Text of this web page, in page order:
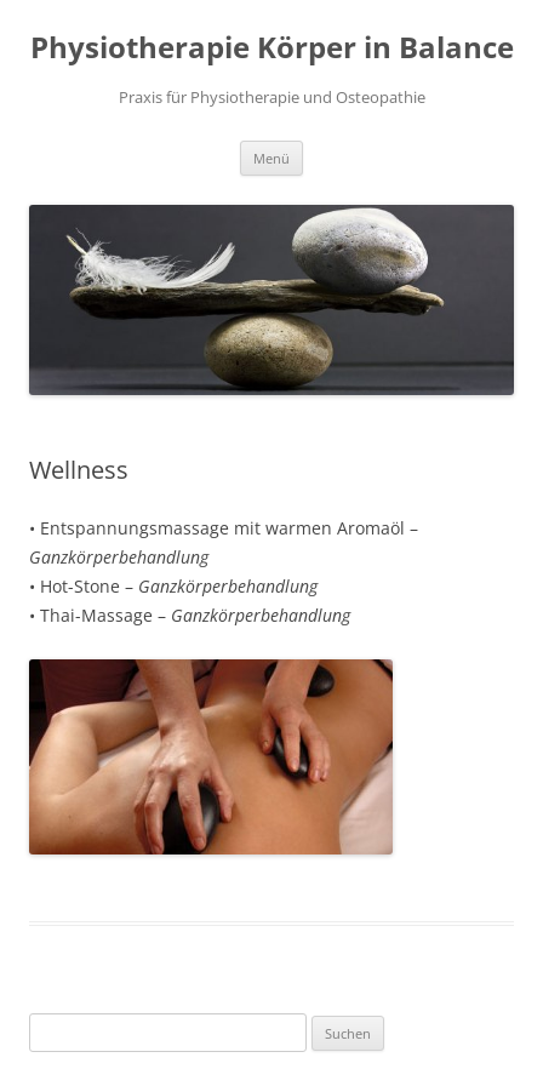
springen
Physiotherapie Körper in Balance
Praxis für Physiotherapie und Osteopathie
Menü
Wellness
• Entspannungsmassage mit warmen Aromaöl –
Ganzkörperbehandlung
• Hot-Stone – Ganzkörperbehandlung
• Thai-Massage – Ganzkörperbehandlung
nach: